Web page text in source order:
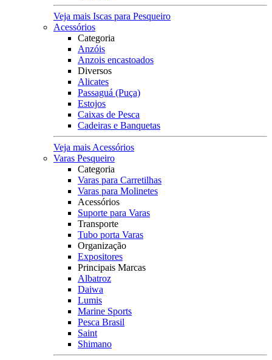
Veja mais Iscas para Pesqueiro
Acessórios
Categoria
Anzóis
Anzois encastoados
Diversos
Alicates
Passaguá (Puça)
Estojos
Caixas de Pesca
Cadeiras e Banquetas
Veja mais Acessórios
Varas Pesqueiro
Categoria
Varas para Carretilhas
Varas para Molinetes
Acessórios
Suporte para Varas
Transporte
Tubo porta Varas
Organização
Expositores
Principais Marcas
Albatroz
Daiwa
Lumis
Marine Sports
Pesca Brasil
Saint
Shimano